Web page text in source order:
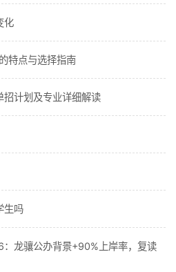
化
特点与选择指南
计划及专业详细解读
生吗
龙骧公办背景+90%上岸率，复读